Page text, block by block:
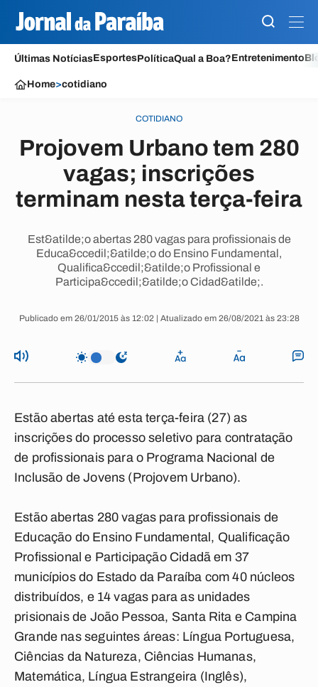
Últimas NotíciasEsportesPolíticaQual a Boa?Entretenimento
Home>cotidiano
COTIDIANO
Projovem Urbano tem 280
vagas; inscrições
terminam nesta terça-feira
Est&atilde;o abertas 280 vagas para profissionais de
Educa&ccedil;&atilde;o do Ensino Fundamental,
Qualifica&ccedil;&atilde;o Profissional e
Participa&ccedil;&atilde;o Cidad&atilde;.
Publicado em 26/01/2015 às 12:02 | Atualizado em 26/08/2021 às 23:28
Estão abertas até esta terça-feira (27) as
inscrições do processo seletivo para contratação
de profissionais para o Programa Nacional de
Inclusão de Jovens (Projovem Urbano).
Estão abertas 280 vagas para profissionais de
Educação do Ensino Fundamental, Qualificação
Profissional e Participação Cidadã em 37
municípios do Estado da Paraíba com 40 núcleos
distribuídos, e 14 vagas para as unidades
prisionais de João Pessoa, Santa Rita e Campina
Grande nas seguintes áreas: Língua Portuguesa,
Ciências da Natureza, Ciências Humanas,
Matemática, Língua Estrangeira (Inglês),